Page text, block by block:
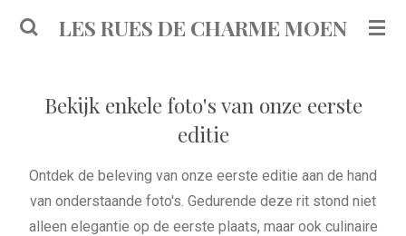
Ga
hoofdinhoud
LES RUES DE CHARME MOEN
Bekijk enkele foto's van onze eerste
editie
Ontdek de beleving van onze eerste editie aan de hand
van onderstaande foto's. Gedurende deze rit stond niet
alleen elegantie op de eerste plaats, maar ook culinaire